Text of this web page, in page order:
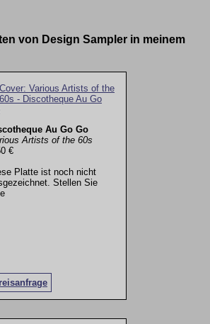
von Design Sampler in meinem
Au Go Go
Artists of the 60s
€
Platte ist noch nicht
Stellen Sie